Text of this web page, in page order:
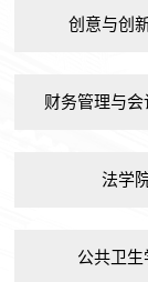
创意与创
财务管理与会
法学
公共卫生